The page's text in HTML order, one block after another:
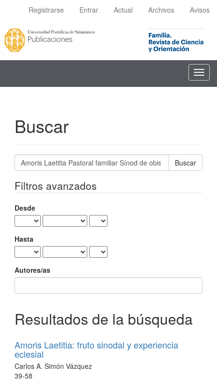
principal
principal
Barra
lateral
Registrarse Entrar Actual Archivos Avisos
Buscar
Buscar
artículos
Filtros avanzados
Desde
Hasta
Autores/as
Resultados de la búsqueda
Amoris Laetitia: fruto sinodal y experiencia
eclesial
Carlos A. Simón Vázquez
39-58